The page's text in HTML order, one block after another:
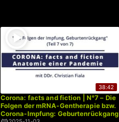
38:42
Corona: facts and fiction | N°7 – Die
Folgen der mRNA-Gentherapie bzw.
Corona-Impfung: Geburtenrückgang